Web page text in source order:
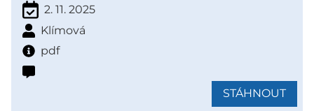
2. 11. 2025
Klímová
pdf
STÁHNOUT